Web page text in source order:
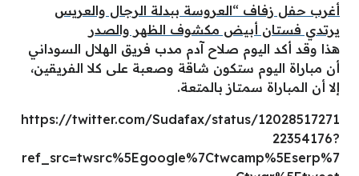
أغرب حفل زفاف “العروسة ببدلة الرجال والعريس
يرتدي فستان أبيض مكشوف الظهر والصدر
هذا وقد أكد اليوم صلاح آدم مدب فريق الهلال السوداني
أن مباراة اليوم ستكون شاقة وصعبة على كلا الفريقين،
إلا أن المباراة سمتاز بالمتعة.
https://twitter.com/Sudafax/status/12028517271
22354176?
ref_src=twsrc%5Egoogle%7Ctwcamp%5Eserp%7